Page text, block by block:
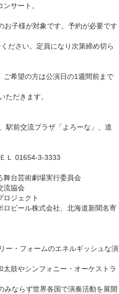
サート。
子様が対象です。予約が必要です
ださい。定員になり次第締め切ら
希望の方は公演日の1週間前まで
だきます。
駅前交流プラザ「よろーな」、道
Ｌ 01654-3-3333
舞台芸術劇場実行委員会
流協会
ロジェクト
ビール株式会社、北海道新聞名寄
・フォームのエネルギッシュな演
鼓やシンフォニー・オーケストラ
ならず世界各国で演奏活動を展開